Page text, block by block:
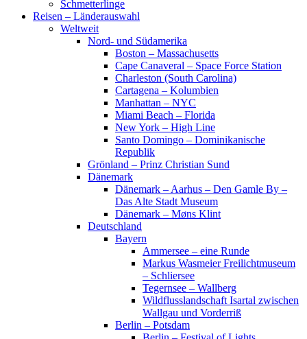
Schmetterlinge
Reisen – Länderauswahl
Weltweit
Nord- und Südamerika
Boston – Massachusetts
Cape Canaveral – Space Force Station
Charleston (South Carolina)
Cartagena – Kolumbien
Manhattan – NYC
Miami Beach – Florida
New York – High Line
Santo Domingo – Dominikanische
Republik
Grönland – Prinz Christian Sund
Dänemark
Dänemark – Aarhus – Den Gamle By –
Das Alte Stadt Museum
Dänemark – Møns Klint
Deutschland
Bayern
Ammersee – eine Runde
Markus Wasmeier Freilichtmuseum
– Schliersee
Tegernsee – Wallberg
Wildflusslandschaft Isartal zwischen
Wallgau und Vorderriß
Berlin – Potsdam